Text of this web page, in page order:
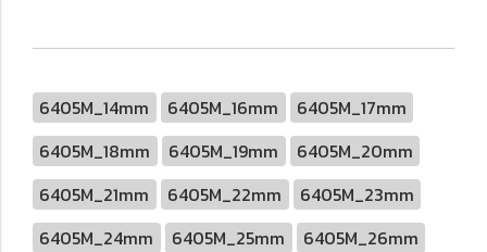
6405M_14mm 6405M_16mm
6405M_17mm
6405M_18mm
6405M_19mm
6405M_20mm
6405M_21mm
6405M_22mm
6405M_23mm
6405M_24mm
6405M_25mm
6405M_26mm